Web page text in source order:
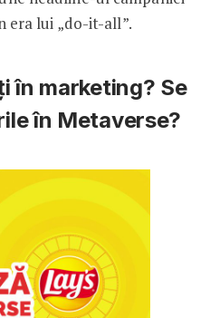
era lui „do-it-all”.
în marketing? ­Se
în Metaverse?